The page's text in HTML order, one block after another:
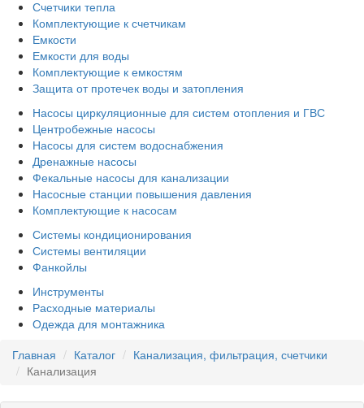
Счетчики тепла
Комплектующие к счетчикам
Емкости
Емкости для воды
Комплектующие к емкостям
Защита от протечек воды и затопления
Насосы циркуляционные для систем отопления и ГВС
Центробежные насосы
Насосы для систем водоснабжения
Дренажные насосы
Фекальные насосы для канализации
Насосные станции повышения давления
Комплектующие к насосам
Системы кондиционирования
Системы вентиляции
Фанкойлы
Инструменты
Расходные материалы
Одежда для монтажника
Главная
Каталог
Канализация, фильтрация, счетчики
Канализация